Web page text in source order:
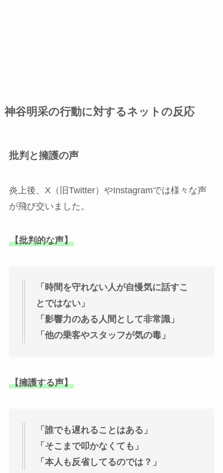
神谷明采の行動に対するネットの反応
批判と擁護の声
炎上後、X（旧Twitter）やInstagramでは様々な声
が飛び交いました。
【批判的な声】
「時間を守れない人が自慢気に話すこ
とではない」
「影響力のある人間として非常識」
「他の乗客やスタッフが気の毒」
【擁護する声】
「誰でも遅れることはある」
「そこまで叩かなくても」
「本人も反省してるのでは？」